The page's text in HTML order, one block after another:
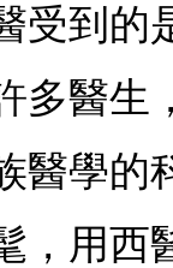
受到的
多醫生
醫學的
，用西